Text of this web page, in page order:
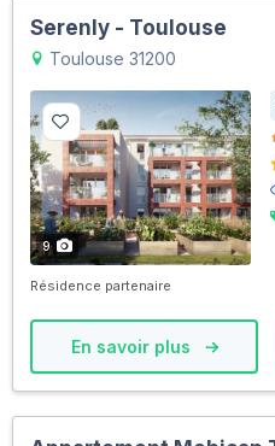
Serenly - Toulouse
Toulouse 31200
9
Résidence partenaire
En savoir plus